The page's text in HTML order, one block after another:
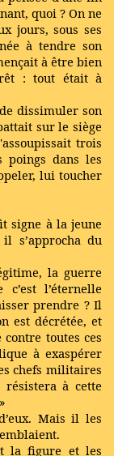
quoi ? On ne
jours, sous ses
à tendre son
à être bien
: tout était à
dissimuler son
sur le siège
trois
poings dans les
lui toucher
signe à la jeune
s’approcha du
la guerre
l’éternelle
prendre ? Il
est décrétée, et
contre toutes ces
à exaspérer
chefs militaires
à cette
Mais il les
la figure et les